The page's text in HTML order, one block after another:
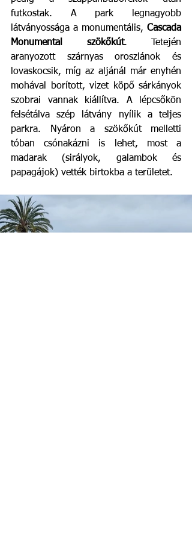
futkostak. A park legnagyobb
látványossága a monumentális, Cascada
Monumental szökőkút. Tetején
aranyozott szárnyas oroszlánok és
lovaskocsik, míg az aljánál már enyhén
mohával borított, vizet köpő sárkányok
szobrai vannak kiállítva. A lépcsőkön
felsétálva szép látvány nyílik a teljes
parkra. Nyáron a szökőkút melletti
tóban csónakázni is lehet, most a
madarak (sirályok, galambok és
papagájok) vették birtokba a területet.